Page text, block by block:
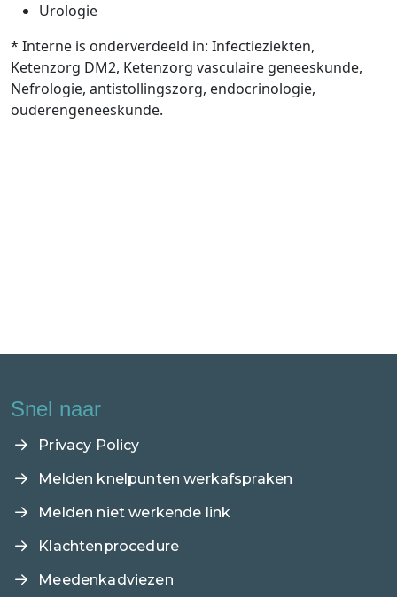
Urologie
* Interne is onderverdeeld in: Infectieziekten,
Ketenzorg DM2, Ketenzorg vasculaire geneeskunde,
Nefrologie, antistollingszorg, endocrinologie,
ouderengeneeskunde.
Snel naar
Privacy Policy
Melden knelpunten werkafspraken
Melden niet werkende link
Klachtenprocedure
Meedenkadviezen